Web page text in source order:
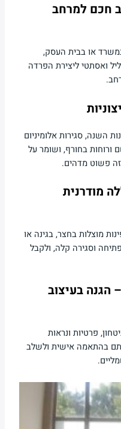
חכם למרחב
או בבית העסק,
ואסתטי ליצירת הפרדה
השנה, סגירות אלומיניום
ורוחות בחורף, ושומר על
זה פשוט מדהים.
מודרנית
מוצלות בחצר, בגינה או
וסגירה קלה, ולקבל
הגנה בעיצוב
פרטיות ונראות
בהתאמה אישית ולשלב